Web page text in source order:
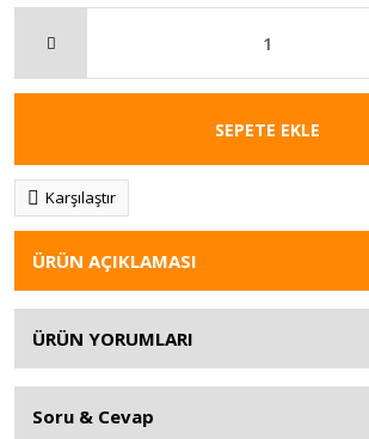
SEPETE EKLE
Karşılaştır
ÜRÜN AÇIKLAMASI
ÜRÜN YORUMLARI
Soru & Cevap